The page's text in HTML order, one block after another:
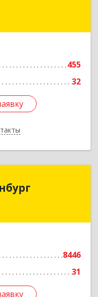
455
32
пр-д 1, 2
8446
31
Екатеринбург г, 8